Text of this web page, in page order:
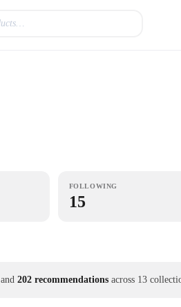
FOLLOWING
15
and 202 recommendations across 13